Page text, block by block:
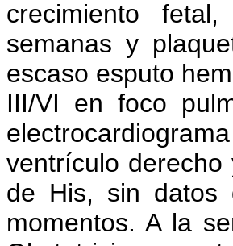
crecimiento
semanas y
escaso esputo
III/VI en foco
ventrículo
de His, sin datos
momentos. A la